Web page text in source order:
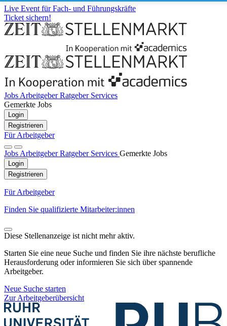
Live Event für Fach- und Führungskräfte
Ticket sichern!
Jobs ArbeitgeberRatgeber Services
Gemerkte Jobs
Login
Registrieren
Für Arbeitgeber
Jobs ArbeitgeberRatgeber Services Gemerkte Jobs
Login
Registrieren
Für Arbeitgeber
Finden Sie qualifizierte Mitarbeiter:innen
Diese Stellenanzeige ist nicht mehr aktiv.
Starten Sie eine neue Suche und finden Sie ihre nächste berufliche
Herausforderung oder informieren Sie sich über spannende
Arbeitgeber.
Neue Suche starten
Zur Arbeitgeberübersicht